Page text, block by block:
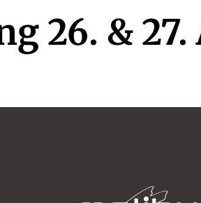
26. &